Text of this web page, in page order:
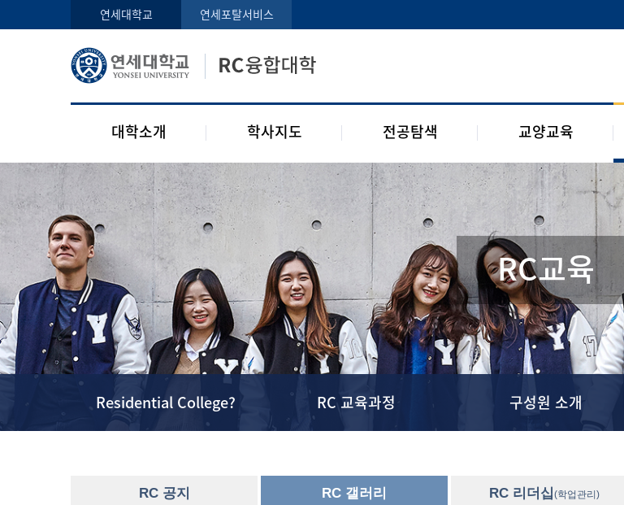
연세대학교 연세포탈서비스
대학소개 학사지도 전공탐색 교양교육
인사말
오시는 길
공지사항
학사지도사
RC교육
Residential College? RC 교육과정 구성원 소개
RC 공지 RC 갤러리 RC 리더십(학업관리)